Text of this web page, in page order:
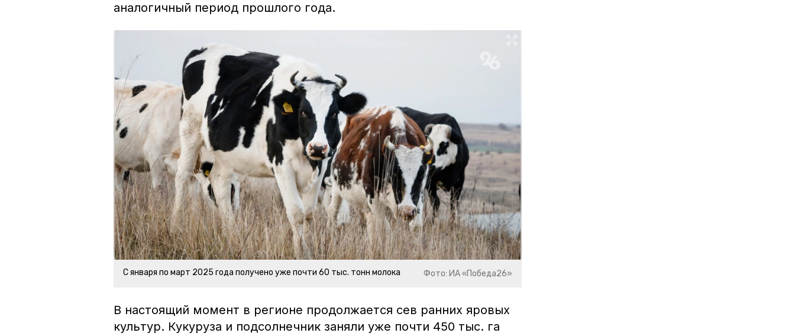
аналогичный период прошлого года.
С января по март 2025 года получено уже почти 60 тыс. тонн молока Фото: ИА «Победа26»
В настоящий момент в регионе продолжается сев ранних яровых
культур. Кукуруза и подсолнечник заняли уже почти 450 тыс. га